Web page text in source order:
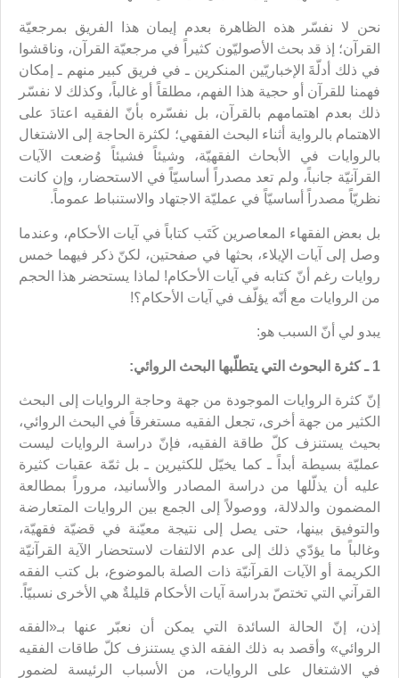
نحن لا نفسّر هذه الظاهرة بعدم إيمان هذا الفريق بمرجعيّة
القرآن؛ إذ قد بحث الأصوليّون كثيراً في مرجعيّة القرآن، وناقشوا
في ذلك أدلّةَ الإخباريّين المنكرين ـ في فريق كبير منهم ـ إمكان
فهمنا للقرآن أو حجية هذا الفهم، مطلقاً أو غالباً، وكذلك لا نفسّر
ذلك بعدم اهتمامهم بالقرآن، بل نفسّره بأنّ الفقيه اعتادَ على
الاهتمام بالرواية أثناء البحث الفقهي؛ لكثرة الحاجة إلى الاشتغال
بالروايات في الأبحاث الفقهيّة، وشيئاً فشيئاً وُضعت الآيات
القرآنيّة جانباً، ولم تعد مصدراً أساسيّاً في الاستحضار، وإن كانت
نظريّاً مصدراً أساسيّاً في عمليّة الاجتهاد والاستنباط عموماً.
بل بعض الفقهاء المعاصرين كَتَب كتاباً في آيات الأحكام، وعندما
وصل إلى آيات الإيلاء، بحثها في صفحتين، لكنّ ذكر فيهما خمس
روايات رغم أنّ كتابه في آيات الأحكام! لماذا يستحضر هذا الحجم
من الروايات مع أنّه يؤلّف في آيات الأحكام؟!
يبدو لي أنّ السبب هو:
1 ـ كثرة البحوث التي يتطلّبها البحث الروائي:
إنّ كثرة الروايات الموجودة من جهة وحاجة الروايات إلى البحث
الكثير من جهة أخرى، تجعل الفقيه مستغرقاً في البحث الروائي،
بحيث يستنزف كلّ طاقة الفقيه، فإنّ دراسة الروايات ليست
عمليّة بسيطة أبداً ـ كما يخيّل للكثيرين ـ بل ثمّة عقبات كثيرة
عليه أن يذلّلها من دراسة المصادر والأسانيد، مروراً بمطالعة
المضمون والدلالة، ووصولاً إلى الجمع بين الروايات المتعارضة
والتوفيق بينها، حتى يصل إلى نتيجة معيّنة في قضيّة فقهيّة،
وغالباً ما يؤدّي ذلك إلى عدم الالتفات لاستحضار الآية القرآنيّة
الكريمة أو الآيات القرآنيّة ذات الصلة بالموضوع، بل كتب الفقه
القرآني التي تختصّ بدراسة آيات الأحكام قليلةٌ هي الأخرى نسبيّاً.
إذن، إنّ الحالة السائدة التي يمكن أن نعبّر عنها بـ«الفقه
الروائي» وأقصد به ذلك الفقه الذي يستنزف كلّ طاقات الفقيه
في الاشتغال على الروايات، من الأسباب الرئيسة لضمور